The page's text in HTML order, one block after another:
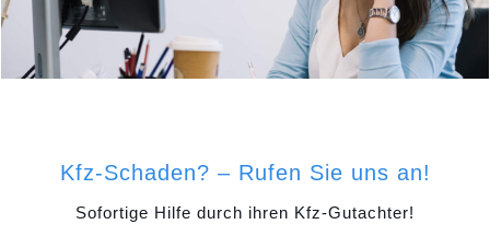
Kfz-Schaden? – Rufen Sie uns an!
Sofortige Hilfe durch ihren Kfz-Gutachter!